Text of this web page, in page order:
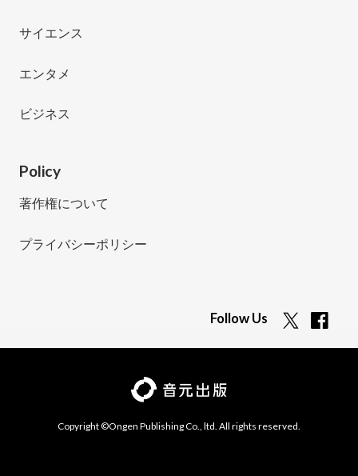
サイエンス
エンタメ
ビジネス
Policy
著作権について
プライバシーポリシー
Follow Us
Copyright ©Ongen Publishing Co., ltd. All rights reserved.